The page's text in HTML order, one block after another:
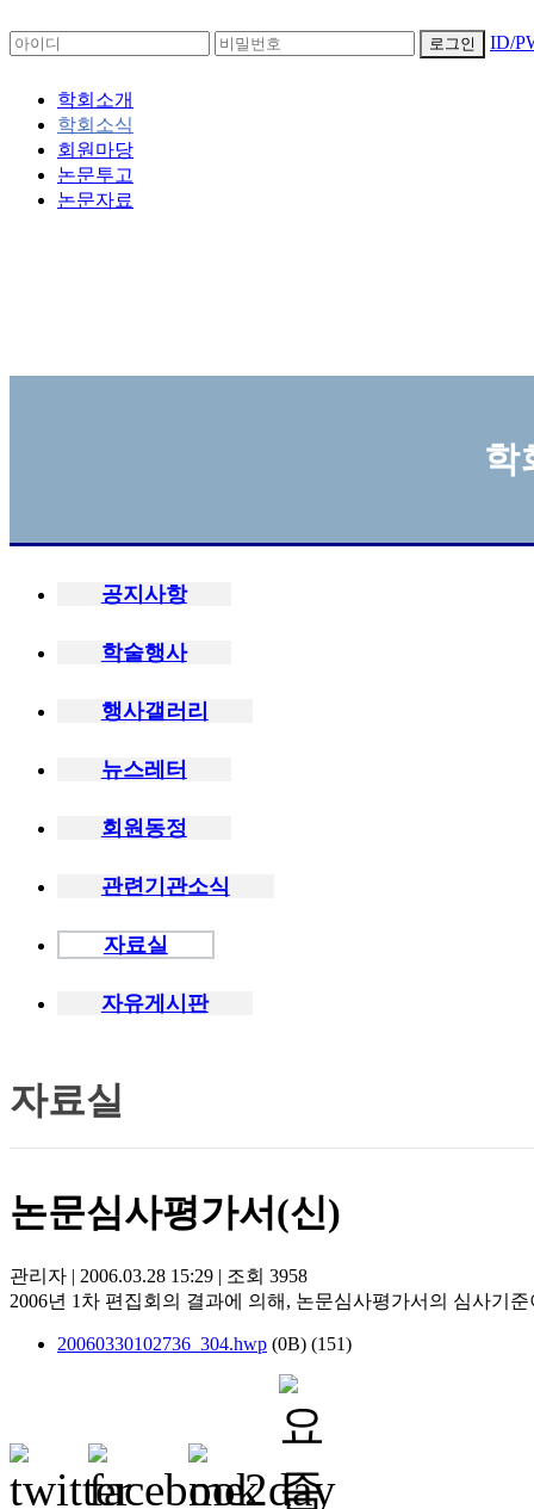
로그인 ID/
학회소개
학회소식
회원마당
논문투고
논문자료
학
공지사항
학술행사
행사갤러리
뉴스레터
회원동정
관련기관소식
자료실
자유게시판
자료실
논문심사평가서(신)
관리자 | 2006.03.28 15:29 | 조회 3958
2006년 1차 편집회의 결과에 의해, 논문심사평가서의 심사기
20060330102736_304.hwp (0B) (151)